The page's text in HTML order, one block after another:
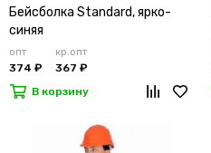
Бейсболка Standard, ярко-
синяя
опт
374 ₽
кр.опт
367 ₽
В корзину